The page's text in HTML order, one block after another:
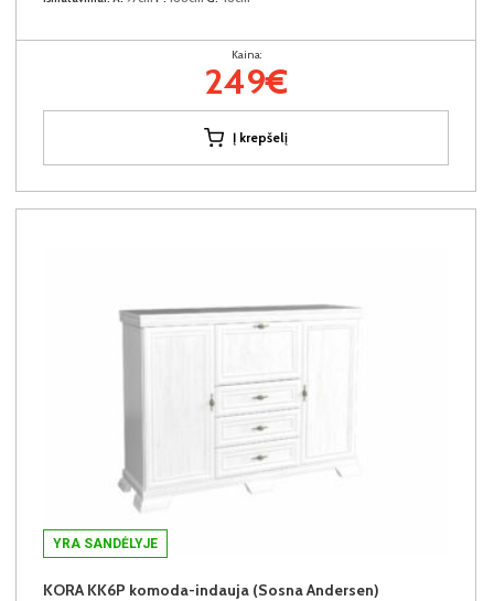
Kaina:
249€
Į krepšelį
YRA SANDĖLYJE
KORA KK6P komoda-indauja (Sosna Andersen)